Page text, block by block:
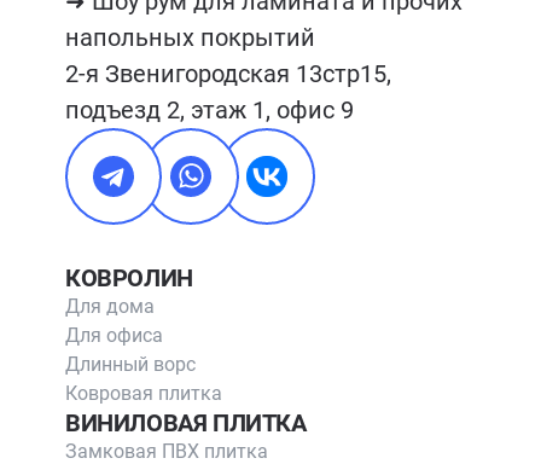
напольных покрытий
2-я Звенигородская 13стр15,
подъезд 2, этаж 1, офис 9
КОВРОЛИН
Для дома
Для офиса
Длинный ворс
Ковровая плитка
ВИНИЛОВАЯ ПЛИТКА
Замковая ПВХ плитка